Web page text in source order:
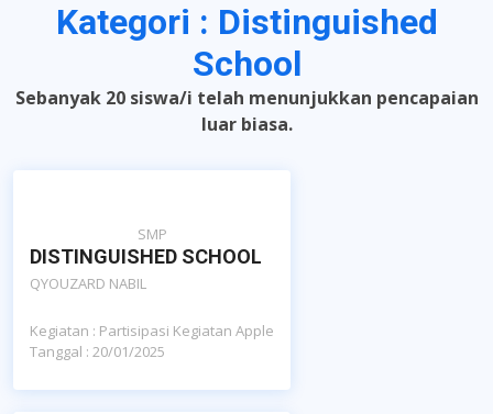
Kategori : Distinguished
School
Sebanyak 20 siswa/i telah menunjukkan pencapaian
luar biasa.
SMP
DISTINGUISHED SCHOOL
QYOUZARD NABIL
Kegiatan : Partisipasi Kegiatan Apple
Tanggal : 20/01/2025